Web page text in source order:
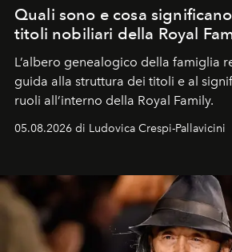
Quali sono e cosa
titoli nobiliari della Royal
L’albero genealogico della famiglia
guida alla struttura dei titoli e al
ruoli all’interno della Royal Family.
05.08.2026 di Ludovica Crespi-Pallavicini